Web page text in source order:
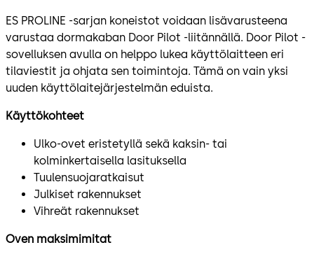
ES PROLINE -sarjan koneistot voidaan lisävarusteena
varustaa dormakaban Door Pilot -liitännällä. Door Pilot -
sovelluksen avulla on helppo lukea käyttölaitteen eri
tilaviestit ja ohjata sen toimintoja. Tämä on vain yksi
uuden käyttölaitejärjestelmän eduista.
Käyttökohteet
Ulko-ovet eristetyllä sekä kaksin- tai
kolminkertaisella lasituksella
Tuulensuojaratkaisut
Julkiset rakennukset
Vihreät rakennukset
Oven maksimimitat